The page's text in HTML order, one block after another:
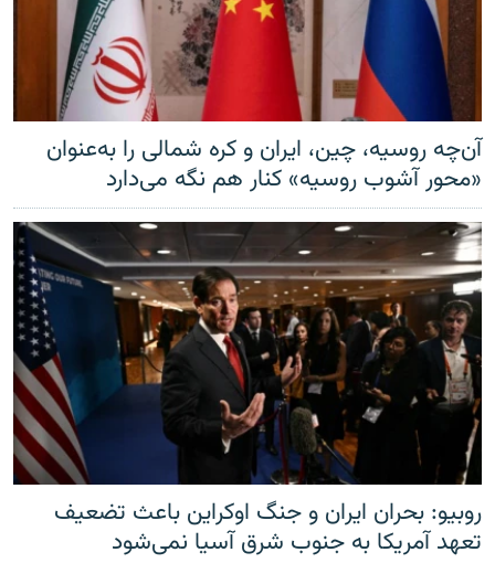
آن‌چه روسیه، چین، ایران و کره شمالی را به‌عنوان
«محور آشوب روسیه» کنار هم نگه می‌دارد
روبیو: بحران ایران و جنگ اوکراین باعث تضعیف
تعهد آمریکا به جنوب شرق آسیا نمی‌شود